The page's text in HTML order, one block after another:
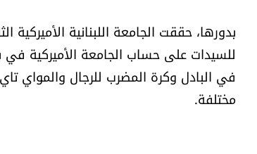
بدورها، حققت الجامعة اللبنانية
في البادل وكرة المضرب للرجال والمواي
مختلفة.